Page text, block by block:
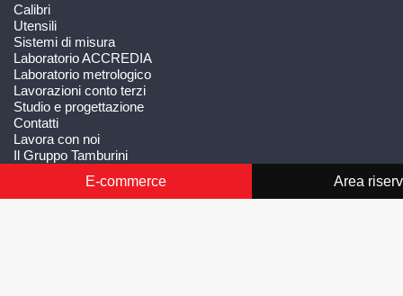
E-commerce Area
Calibri
Utensili
Sistemi di misura
Laboratorio ACCREDIA
Laboratorio metrologico
Lavorazioni conto terzi
Studio e progettazione
Contatti
Lavora con noi
Il Gruppo Tamburini
Condizioni generali di fornitura